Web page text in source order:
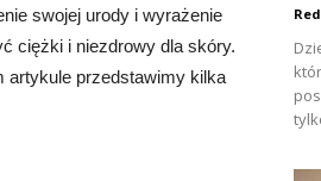
swojej urody i wyrażenie
ciężki i niezdrowy dla skóry.
artykule przedstawimy kilka